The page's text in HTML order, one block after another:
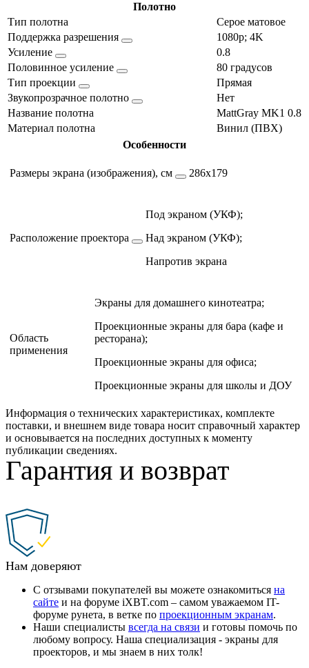
Полотно
Тип полотна
Серое матовое
Поддержка разрешения
1080p; 4K
Усиление
0.8
Половинное усиление
80 градусов
Тип проекции
Прямая
Звукопрозрачное полотно
Нет
Название полотна
MattGray MK1 0.8
Материал полотна
Винил (ПВХ)
Особенности
Размеры экрана (изображения), см 286х179
Расположение проектора
Под экраном (УКФ);
Над экраном (УКФ);
Напротив экрана
Область
применения
Экраны для домашнего кинотеатра;
Проекционные экраны для бара (кафе и
ресторана);
Проекционные экраны для офиса;
Проекционные экраны для школы и ДОУ
Информация о технических характеристиках, комплекте
поставки, и внешнем виде товара носит справочный характер
и основывается на последних доступных к моменту
публикации сведениях.
Гарантия и возврат
Нам доверяют
С отзывами покупателей вы можете ознакомиться на
сайте и на форуме iXBT.com – самом уважаемом IT-
форуме рунета, в ветке по проекционным экранам.
Наши специалисты всегда на связи и готовы помочь по
любому вопросу. Наша специализация - экраны для
проекторов, и мы знаем в них толк!